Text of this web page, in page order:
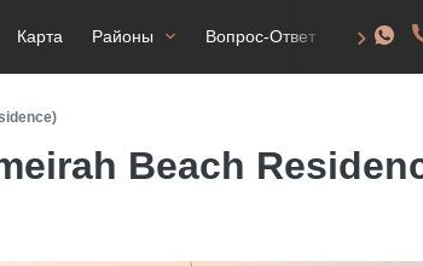
Карта Районы Вопрос-Ответ ВНЖ
Beach